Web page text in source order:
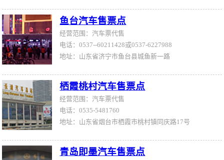
鱼台汽车售票点
经营范围：汽车票代售
电话：0537--60211428或0537-6227988
地址：山东省济宁市鱼台县城鱼新一路
栖霞桃村汽车售票点
经营范围：汽车票代售
电话：0535-5481760
地址：山东省烟台市栖霞市桃村镇同庆路17号
青岛即墨汽车售票点